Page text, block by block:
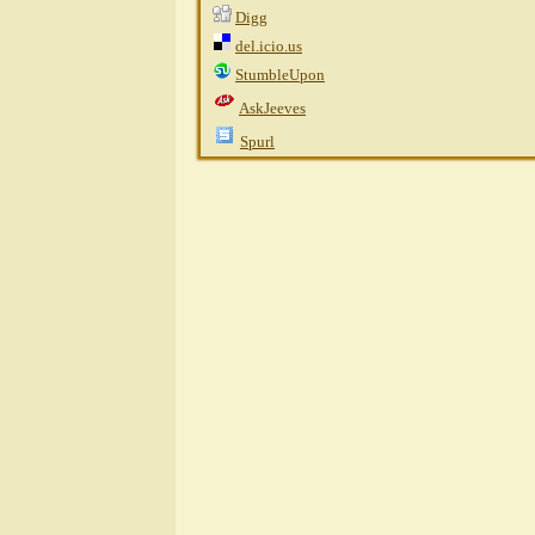
Digg
del.icio.us
StumbleUpon
AskJeeves
Spurl